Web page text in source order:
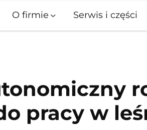
O firmie Serwis i części
pracy w